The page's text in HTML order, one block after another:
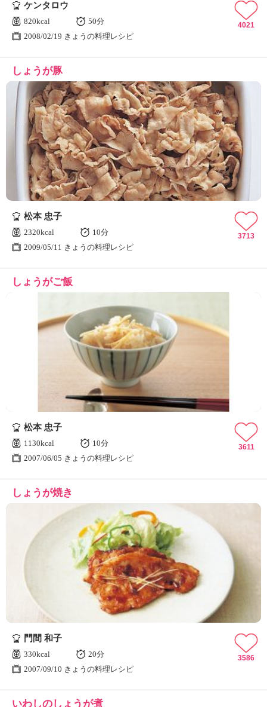
ケンタロウ
820kcal
50分
2008/02/19 きょうの料理レシピ
4021
しょうが豚
松本 忠子
2320kcal
10分
2009/05/11 きょうの料理レシピ
3713
しょうがご飯
松本 忠子
1130kcal
10分
2007/06/05 きょうの料理レシピ
3611
しょうが焼き
門間 和子
330kcal
20分
2007/09/10 きょうの料理レシピ
3586
いわしのしょうが煮